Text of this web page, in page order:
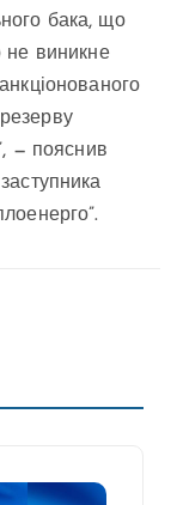
бака, що
не виникне
— пояснив